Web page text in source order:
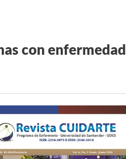
con enfermedad